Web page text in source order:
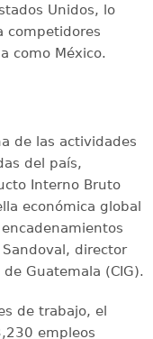
Unidos, lo
competidores
como México.
de las actividades
del país,
Interno Bruto
económica global
director
Guatemala (CIG).
de trabajo, el
empleos